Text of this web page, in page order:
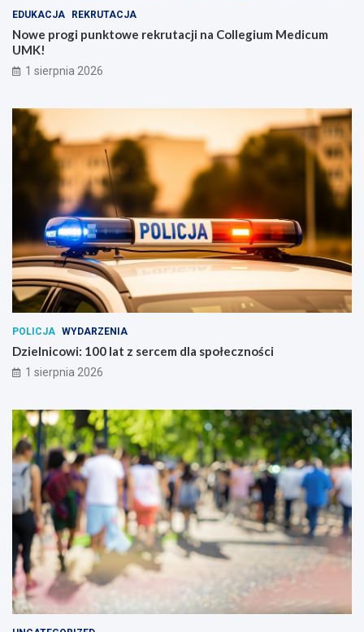
EDUKACJA REKRUTACJA
Nowe progi punktowe rekrutacji na Collegium Medicum
UMK!
1 sierpnia 2026
POLICJA WYDARZENIA
Dzielnicowi: 100 lat z sercem dla społeczności
1 sierpnia 2026